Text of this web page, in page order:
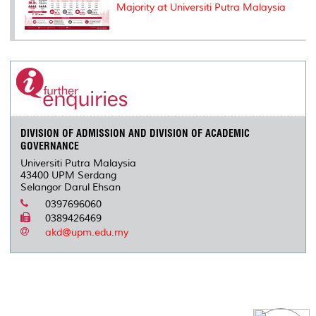
Majority at Universiti Putra Malaysia
DIVISION OF ADMISSION AND DIVISION OF ACADEMIC
GOVERNANCE
Universiti Putra Malaysia
43400 UPM Serdang
Selangor Darul Ehsan
0397696060
0389426469
akd@upm.edu.my